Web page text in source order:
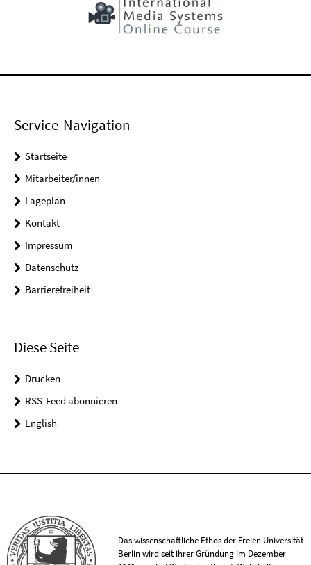
Service-Navigation
Startseite
Mitarbeiter/innen
Lageplan
Kontakt
Impressum
Datenschutz
Barrierefreiheit
Diese Seite
Drucken
RSS-Feed abonnieren
English
Das wissenschaftliche Ethos der Freien Universität
Berlin wird seit ihrer Gründung im Dezember